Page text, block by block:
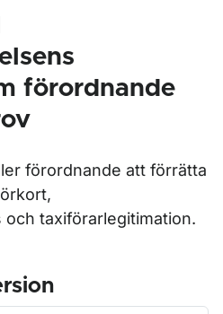
förordnande
förordnande att förrätta
taxiförarlegitimation.